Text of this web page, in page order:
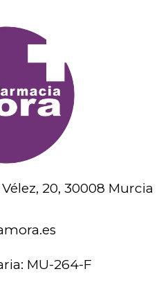
20, 30008 Murcia
MU-264-F